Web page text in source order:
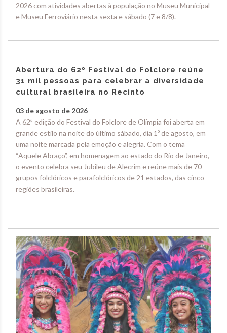
2026 com atividades abertas à população no Museu Municipal
e Museu Ferroviário nesta sexta e sábado (7 e 8/8).
Abertura do 62º Festival do Folclore reúne
31 mil pessoas para celebrar a diversidade
cultural brasileira no Recinto
03 de agosto de 2026
A 62ª edição do Festival do Folclore de Olímpia foi aberta em
grande estilo na noite do último sábado, dia 1º de agosto, em
uma noite marcada pela emoção e alegria. Com o tema
“Aquele Abraço”, em homenagem ao estado do Rio de Janeiro,
o evento celebra seu Jubileu de Alecrim e reúne mais de 70
grupos folclóricos e parafolclóricos de 21 estados, das cinco
regiões brasileiras.